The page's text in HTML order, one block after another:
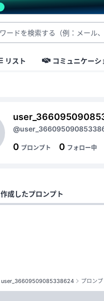
リスト コミュニケーシ
user_36609509085338624 プロン
0 プロンプト 0 フォロー中
作成したプロンプト